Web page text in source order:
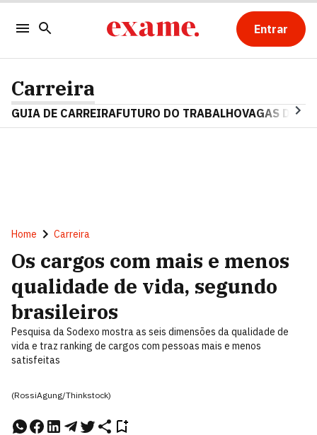
Entrar
Carreira
GUIA DE CARREIRAFUTURO DO TRABALHOVAGAS DE
Home Carreira
Os cargos com mais e menos
qualidade de vida, segundo
brasileiros
Pesquisa da Sodexo mostra as seis dimensões da qualidade de
vida e traz ranking de cargos com pessoas mais e menos
satisfeitas
(RossiAgung/Thinkstock)